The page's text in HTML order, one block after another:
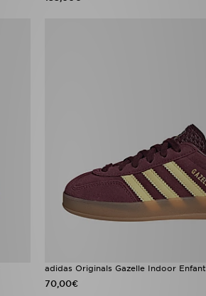
adidas Originals Gazelle Indoor Enfant
70,00€